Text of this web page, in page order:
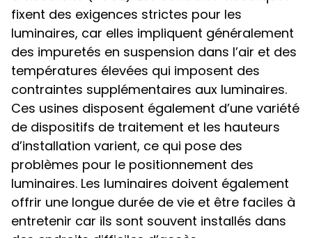
fixent des exigences strictes pour les
luminaires, car elles impliquent généralement
des impuretés en suspension dans l’air et des
températures élevées qui imposent des
contraintes supplémentaires aux luminaires.
Ces usines disposent également d’une variété
de dispositifs de traitement et les hauteurs
d’installation varient, ce qui pose des
problèmes pour le positionnement des
luminaires. Les luminaires doivent également
offrir une longue durée de vie et être faciles à
entretenir car ils sont souvent installés dans